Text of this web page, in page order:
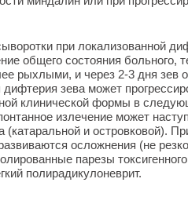
при локализованной
общего состояния больного,
рыхлыми, и через 2-3 дня зев
зева может
клинической формы в
излечение может
и островковой).
осложнения (не
парезы
полирадикулоневрит.